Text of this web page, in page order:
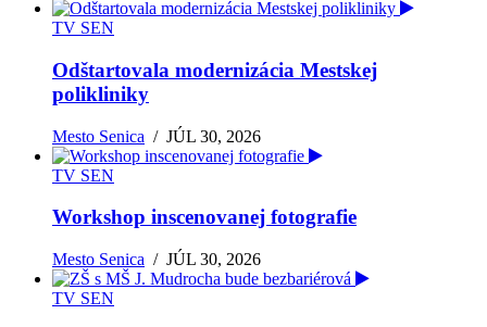
TV SEN
Odštartovala modernizácia Mestskej
polikliniky
Mesto Senica /JÚL 30, 2026
TV SEN
Workshop inscenovanej fotografie
Mesto Senica /JÚL 30, 2026
TV SEN